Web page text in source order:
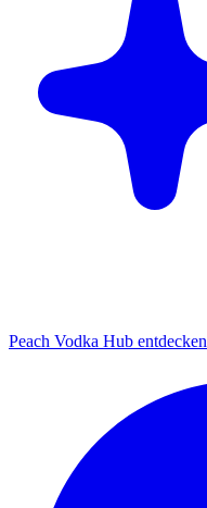
Peach Vodka Hub entdecken